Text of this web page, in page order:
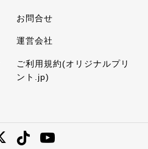
お問合せ
運営会社
ご利用規約(オリジナルプリ
ント.jp)